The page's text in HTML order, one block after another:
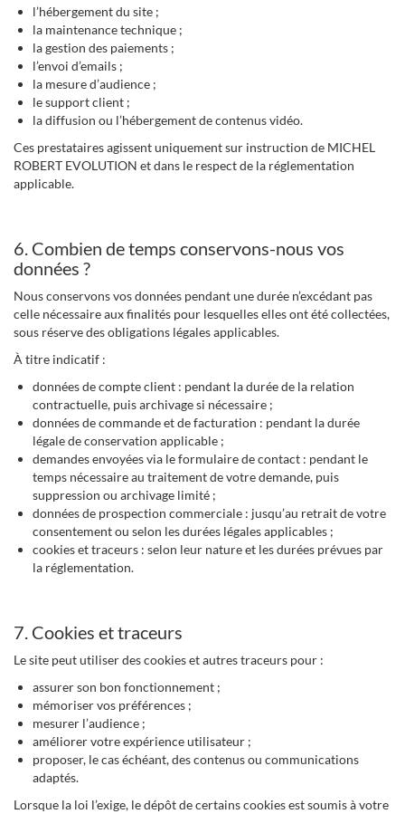
l’hébergement du site ;
la maintenance technique ;
la gestion des paiements ;
l’envoi d’emails ;
la mesure d’audience ;
le support client ;
la diffusion ou l’hébergement de contenus vidéo.
Ces prestataires agissent uniquement sur instruction de MICHEL
ROBERT EVOLUTION et dans le respect de la réglementation
applicable.
6. Combien de temps conservons-nous vos
données ?
Nous conservons vos données pendant une durée n’excédant pas
celle nécessaire aux finalités pour lesquelles elles ont été collectées,
sous réserve des obligations légales applicables.
À titre indicatif :
données de compte client : pendant la durée de la relation
contractuelle, puis archivage si nécessaire ;
données de commande et de facturation : pendant la durée
légale de conservation applicable ;
demandes envoyées via le formulaire de contact : pendant le
temps nécessaire au traitement de votre demande, puis
suppression ou archivage limité ;
données de prospection commerciale : jusqu’au retrait de votre
consentement ou selon les durées légales applicables ;
cookies et traceurs : selon leur nature et les durées prévues par
la réglementation.
7. Cookies et traceurs
Le site peut utiliser des cookies et autres traceurs pour :
assurer son bon fonctionnement ;
mémoriser vos préférences ;
mesurer l’audience ;
améliorer votre expérience utilisateur ;
proposer, le cas échéant, des contenus ou communications
adaptés.
Lorsque la loi l’exige, le dépôt de certains cookies est soumis à votre